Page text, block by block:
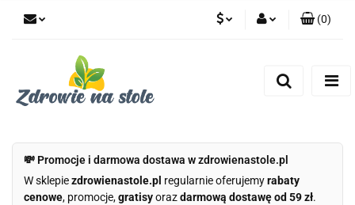
(0)
💸 Promocje i darmowa dostawa w zdrowienastole.pl
W sklepiezdrowienastole.pl regularnie oferujemyrabaty
cenowe, promocje,gratisyorazdarmową dostawę od 59 zł.